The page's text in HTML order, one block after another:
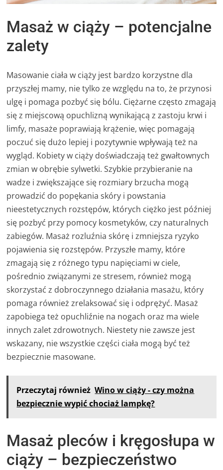
Masaż w ciąży – potencjalne
zalety
Masowanie ciała w ciąży jest bardzo korzystne dla
przyszłej mamy, nie tylko ze względu na to, że przynosi
ulgę i pomaga pozbyć się bólu. Ciężarne często zmagają
się z miejscową opuchlizną wynikającą z zastoju krwi i
limfy, masaże poprawiają krążenie, więc pomagają
poczuć się dużo lepiej i pozytywnie wpływają też na
wygląd. Kobiety w ciąży doświadczają też gwałtownych
zmian w obrębie sylwetki. Szybkie przybieranie na
wadze i zwiększające się rozmiary brzucha mogą
prowadzić do popękania skóry i powstania
nieestetycznych rozstępów, których ciężko jest później
się pozbyć przy pomocy kosmetyków, czy naturalnych
zabiegów. Masaż rozluźnia skórę i zmniejsza ryzyko
pojawienia się rozstępów. Przyszłe mamy, które
zmagają się z różnego typu napięciami w ciele,
pośrednio związanymi ze stresem, również mogą
skorzystać z dobroczynnego działania masażu, który
pomaga również zrelaksować się i odprężyć. Masaż
zapobiega też opuchliźnie na nogach oraz ma wiele
innych zalet zdrowotnych. Niestety nie zawsze jest
wskazany, nie wszystkie części ciała mogą być też
bezpiecznie masowane.
Przeczytaj również Wino w ciąży - czy można
bezpiecznie wypić chociaż lampkę?
Masaż pleców i kręgosłupa w
ciąży – bezpieczeństwo